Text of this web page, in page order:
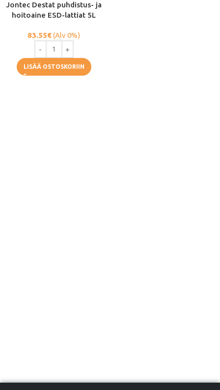
Jontec Destat puhdistus- ja
hoitoaine ESD-lattiat 5L
83.55€(Alv 0%)
LISÄÄ OSTOSKORIIN